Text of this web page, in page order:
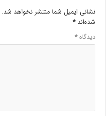
نشانی ایمیل شما منتشر نخواهد شد.
شده‌اند*
دیدگاه*